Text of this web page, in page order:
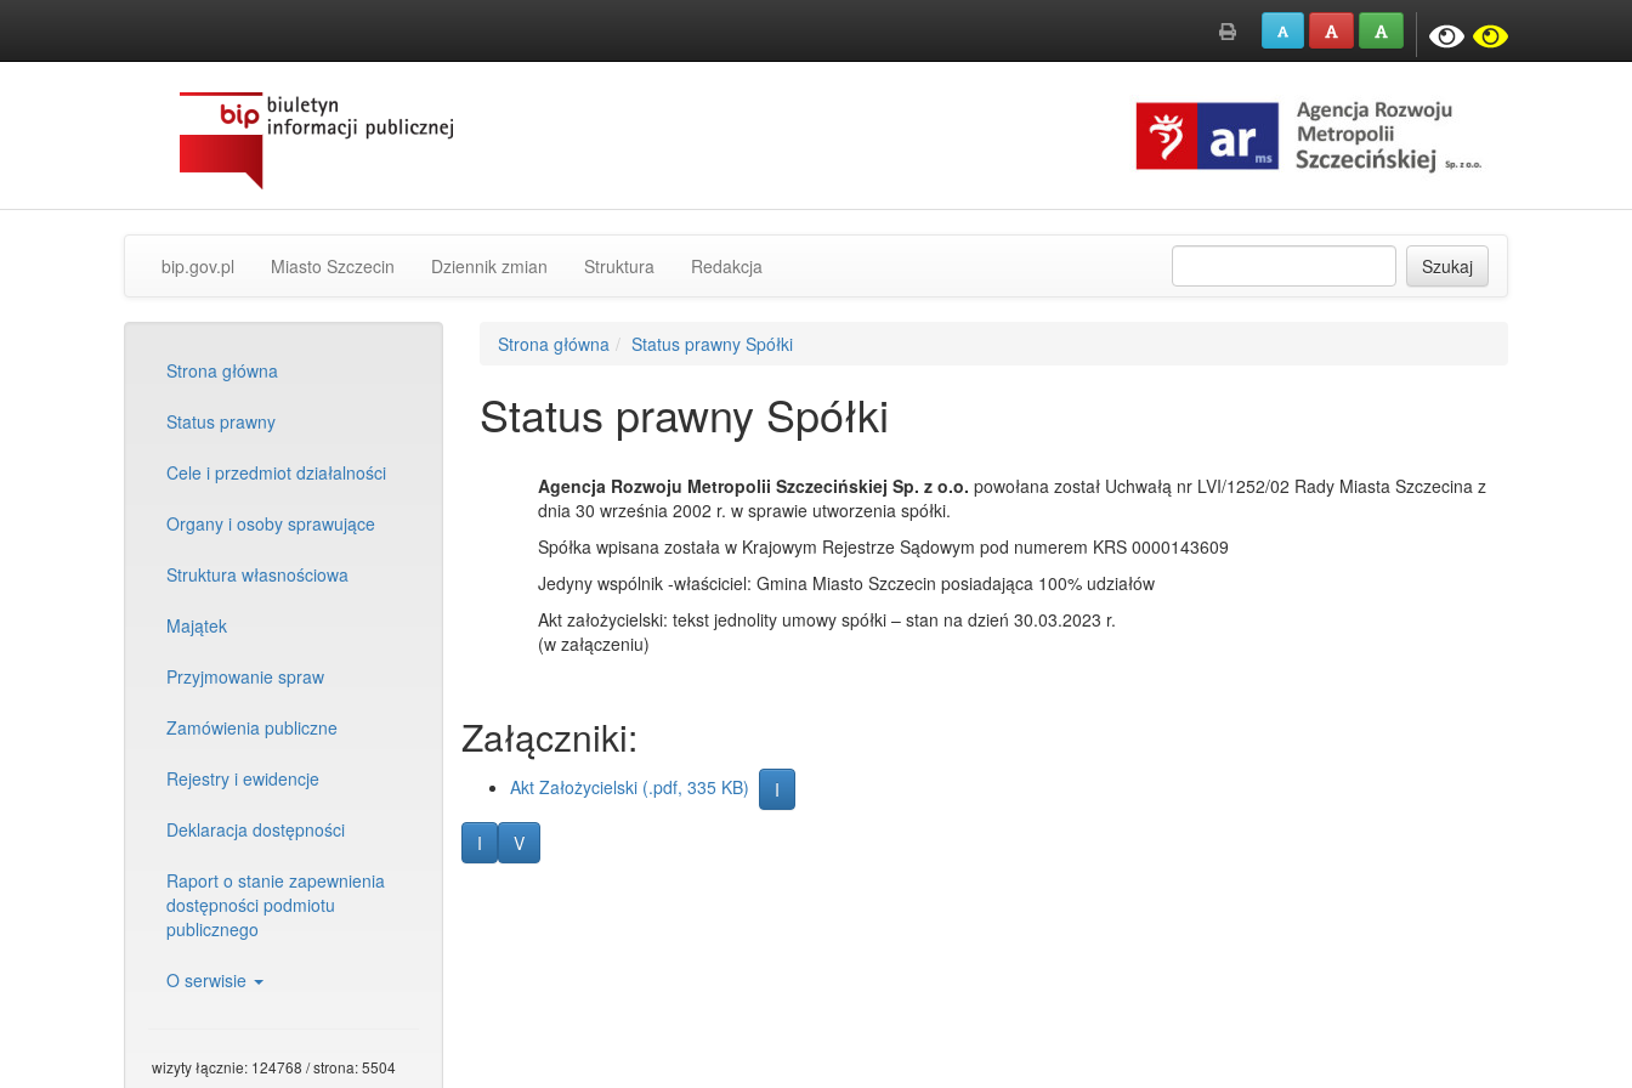
treści
Wydruk
strony
domyślny rozmiar czcionki
powiększony rozmiar czcionki
wielki rozmiar czcionki
kontrastkontrast
bip.gov.pl strona
zewnętrzny]
Miasto Szczecin OficjalnaDziennik zmian Struktura rozdziałów
Redakcja Szukaj
Strona główna
Status prawny
Cele i przedmiot działalności
Organy i osoby sprawujące
Struktura własnościowa
Majątek
Przyjmowanie spraw
Zamówienia publiczne
Rejestry i ewidencje
Deklaracja dostępności
Raport o stanie zapewnienia
dostępności podmiotu
publicznego
O serwisie
wizyty łącznie: 124768 / strona: 5504
Strona główna Status prawny Spółki
Status prawny Spółki
Agencja Rozwoju Metropolii Szczecińskiej Sp. z o.o. powołana został Uchwałą nr LVI/1252/02 Rady Miasta Szczecina z
dnia 30 września 2002 r. w sprawie utworzenia spółki.
Spółka wpisana została w Krajowym Rejestrze Sądowym pod numerem KRS 0000143609
Jedyny wspólnik -właściciel: Gmina Miasto Szczecin posiadająca 100% udziałów
Akt założycielski: tekst jednolity umowy spółki – stan na dzień 30.03.2023 r.
(w załączeniu)
Załączniki:
Akt Założycielski (.pdf, 335 KB) IInformacja o wytworzeniu załącznika
IInformacja o wytworzeniu danych dla strony
VLista zmian na stronie